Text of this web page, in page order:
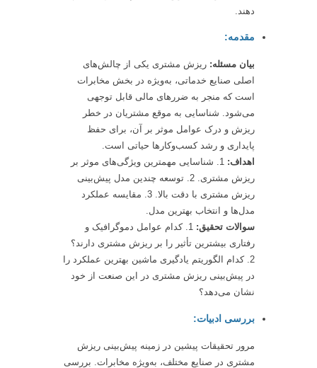
مقدمه:
بیان مسئله:ریزش مشتری یکی از چالش‌های
اصلی صنایع خدماتی، به‌ویژه در بخش مخابرات
است که منجر به ضررهای مالی قابل توجهی
می‌شود. شناسایی به موقع مشتریان در خطر
ریزش و درک عوامل موثر بر آن، برای حفظ
پایداری و رشد کسب‌وکارها حیاتی است.
اهداف:
1. شناسایی مهمترین ویژگی‌های موثر بر
ریزش مشتری. 2. توسعه چندین مدل پیش‌بینی
ریزش مشتری با دقت بالا. 3. مقایسه عملکرد
مدل‌ها و انتخاب بهترین مدل.
سوالات تحقیق:
1. کدام عوامل دموگرافیک و
رفتاری بیشترین تأثیر را بر ریزش مشتری دارند؟
2. کدام الگوریتم یادگیری ماشین بهترین عملکرد را
در پیش‌بینی ریزش مشتری در این صنعت از خود
نشان می‌دهد؟
بررسی ادبیات:
مرور تحقیقات پیشین در زمینه پیش‌بینی ریزش
مشتری در صنایع مختلف، به‌ویژه مخابرات. بررسی